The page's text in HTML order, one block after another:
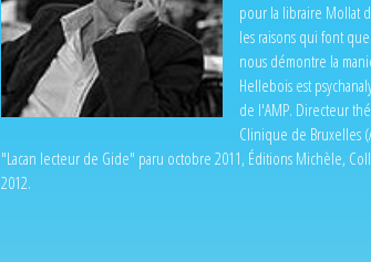
pour la libraire Mollat
les raisons qui font
nous démontre la
Hellebois est
de l'AMP. Directeur
Clinique de Bruxelles
"Lacan lecteur de Gide" paru octobre 2011, Éditions Michèle,
2012.